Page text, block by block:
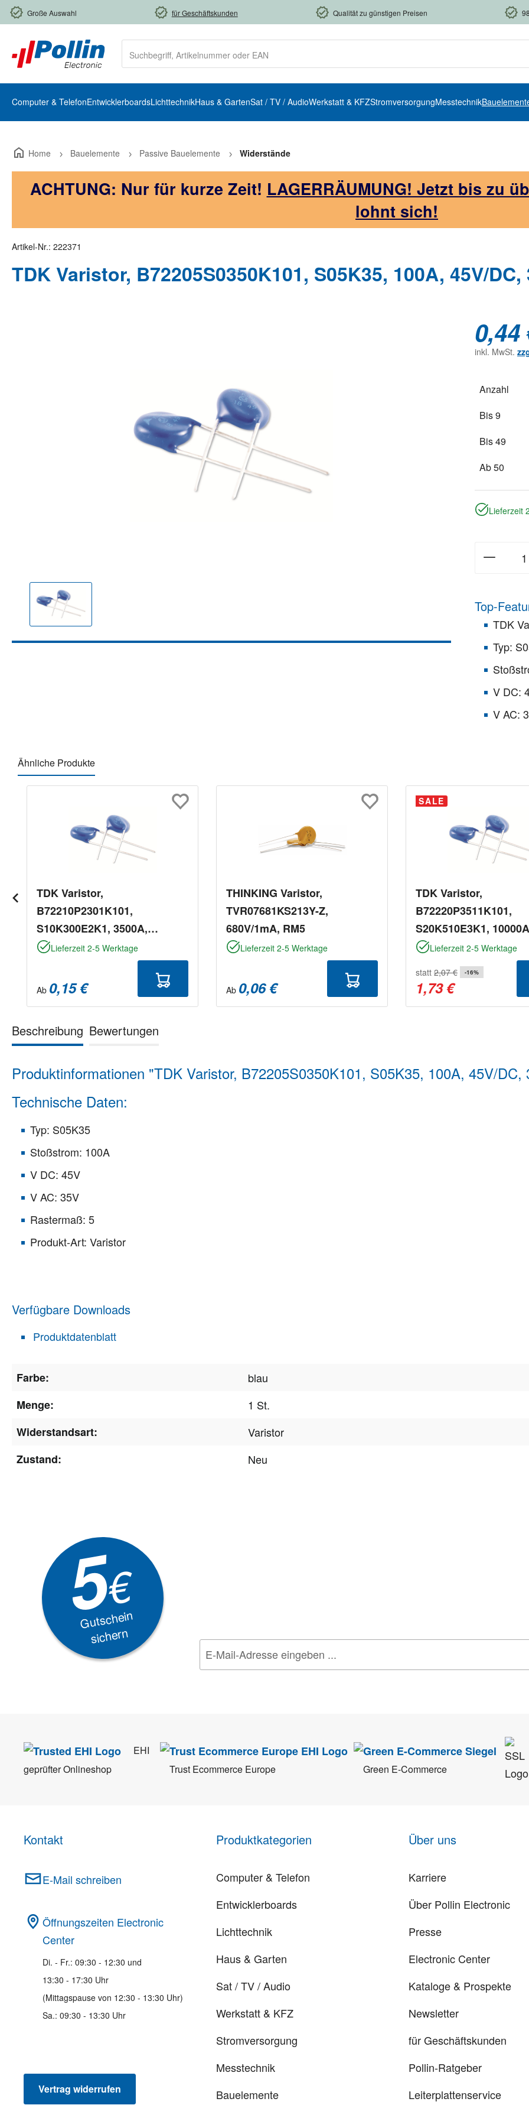
Hauptinhalt springen
Zur Suche springen
Zur Hauptnavigation springen
Große Auswahl für Geschäftskunden Qualität zu günstigen Preisen
Computer & TelefonEntwicklerboardsLichttechnikHaus & GartenSat / TV / AudioWerkstatt & KFZStromversorgungMesstechnik
Home Bauelemente Passive Bauelemente Widerstände
ACHTUNG: Nur für kurze Zeit! LAGERRÄUMUNG! Jetzt bis zu
lohnt sich!
Artikel-Nr.: 222371
TDK Varistor, B72205S0350K101, S05K35, 100A, 45V/DC,
0,44
inkl. MwSt.
Anzahl
Bis9
Bis49
Ab50
Lieferzeit
Top-
TDK
Typ:
V DC:
V AC:
Ähnliche Produkte
TDK Varistor,
B72210P2301K101,
S10K300E2K1, 3500A,
385V/DC, 300V/AC
Lieferzeit 2-5 Werktage
Ab 0,15 €
THINKING Varistor,
TVR07681KS213Y-Z,
680V/1mA, RM5
Lieferzeit 2-5 Werktage
Ab 0,06 €
SALE
TDK Varistor,
B72220P3511K101,
S20K510E3K1,
670V/DC, 510V/AC
Lieferzeit 2-5 Werktage
statt 2,07 € -16%
1,73 €
Beschreibung Bewertungen
Produktinformationen "TDK Varistor, B72205S0350K101, S05K35, 100A, 45V/DC,
Technische Daten:
Typ: S05K35
Stoßstrom: 100A
V DC: 45V
V AC: 35V
Rastermaß: 5
Produkt-Art: Varistor
Verfügbare Downloads
Produktdatenblatt
Farbe:
blau
Menge:
1 St.
Widerstandsart:
Varistor
Zustand:
Neu
5€
Gutschein
sichern
EHI
geprüfter Onlineshop
Trust Ecommerce Europe Green E-Commerce
Kontakt
E-Mail schreiben
Öffnungszeiten Electronic
Center
Di. - Fr.: 09:30 - 12:30 und
13:30 - 17:30 Uhr
(Mittagspause von 12:30 - 13:30 Uhr)
Sa.: 09:30 - 13:30 Uhr
Vertrag widerrufen
Produktkategorien
Computer & Telefon
Entwicklerboards
Lichttechnik
Haus & Garten
Sat / TV / Audio
Werkstatt & KFZ
Stromversorgung
Messtechnik
Bauelemente
Über uns
Karriere
Über Pollin Electronic
Presse
Electronic Center
Kataloge & Prospekte
Newsletter
für Geschäftskunden
Pollin-Ratgeber
Leiterplattenservice